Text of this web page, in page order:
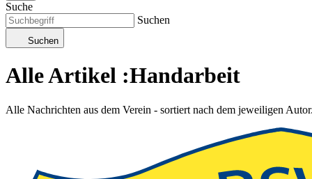
Suche
Suchen
Suchen
Alle Artikel :Handarbeit
Alle Nachrichten aus dem Verein - sortiert nach dem jeweiligen